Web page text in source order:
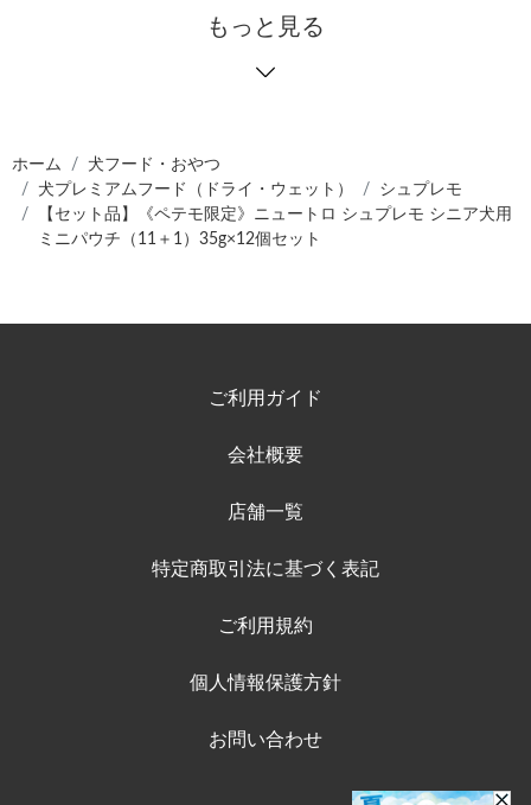
もっと見る
ホーム
犬フード・おやつ
犬プレミアムフード（ドライ・ウェット）
シュプレモ
【セット品】《ペテモ限定》ニュートロ シュプレモ シニア犬用
ミニパウチ（11＋1）35g×12個セット
ご利用ガイド
会社概要
店舗一覧
特定商取引法に基づく表記
ご利用規約
個人情報保護方針
お問い合わせ